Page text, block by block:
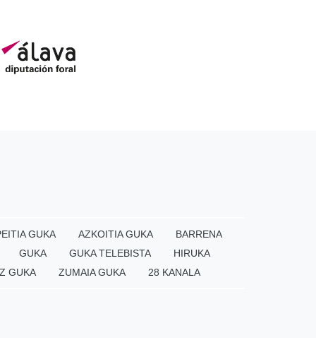
GUKA AZKOITIA GUKA
BARRENA
GUKA
GUKA TELEBISTA
HIRUKA
GUKA
ZUMAIA GUKA 28 KANALA